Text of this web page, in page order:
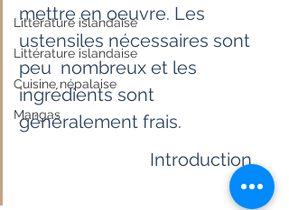
Littérature islandaise
Littérature islandaise
Cuisine népalaise
Mangas
mettre en oeuvre. Les
ustensiles nécessaires sont
peu  nombreux et les
ingrédients sont
généralement frais.